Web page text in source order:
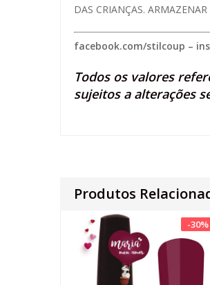
DAS CRIANÇAS.
facebook.com/stilcoup –
Todos os valores
sujeitos a alterações
Produtos
-30%